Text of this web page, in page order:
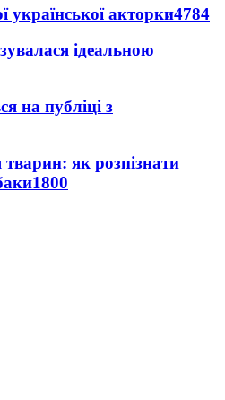
української акторки4784
ідеальною
на публіці з
як розпізнати
1800